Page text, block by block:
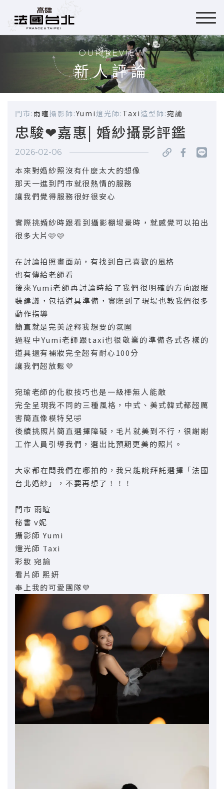
OUR REVIEW
新人評論
門市:雨暄攝影師:Yumi燈光師: Taxi 造型師:宛諭
忠駿❤嘉惠| 婚紗攝影評鑑
2026-02-06
本來對婚紗照沒有什麼太大的想像
那天一進到門市就很熱情的服務
讓我們覺得服務很好很安心
實際挑婚紗時跟看到攝影棚場景時，就感覺可以拍出
很多大片🩷🩷
在討論拍照畫面前，有找到自己喜歡的風格
也有傳給老師看
後來Yumi老師再討論時給了我們很明確的方向跟服
裝建議，包括道具準備，實際到了現場也教我們很多
動作指導
簡直就是完美詮釋我想要的氛圍
過程中Yumi老師跟taxi也很敬業的準備各式各樣的
道具還有補妝完全超有耐心100分
讓我們超放鬆💜
宛瑜老師的化妝技巧也是一級棒無人能敵
完全呈現我不同的三種風格，中式、美式韓式都超厲
害簡直像模特兒🤣
後續挑照片簡直選擇障礙，毛片就美到不行，很謝謝
工作人員引導我們，選出比預期更美的照片。
大家都在問我們在哪拍的，我只能說拜託選擇「法國
台北婚紗」，不要再想了！！！
門市 雨暄
秘書 v妮
攝影師 Yumi
燈光師 Taxi
彩妝 宛諭
看片師 熙妍
奉上我的可愛團隊💜